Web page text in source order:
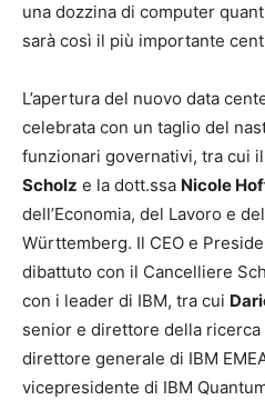
una dozzina di computer
sarà così il più importante
L’apertura del nuovo data
celebrata con un taglio del
funzionari governativi, tra cui
Scholz e la dott.ssa Nicole
dell’Economia, del Lavoro e
Württemberg. Il CEO e
dibattuto con il Cancelliere
con i leader di IBM, tra cui
senior e direttore della ricerca
direttore generale di IBM
vicepresidente di IBM